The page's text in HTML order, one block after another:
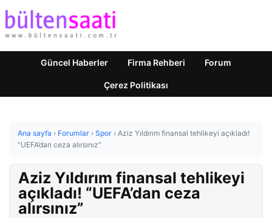
Güncel Haberler Firma Rehberi Forum
Çerez Politikası
Ana sayfa › Forumlar › Spor › Aziz Yıldırım finansal tehlikeyi açıkladı!
“UEFA’dan ceza alırsınız”
Aziz Yıldırım finansal tehlikeyi
açıkladı! “UEFA’dan ceza
alırsınız”